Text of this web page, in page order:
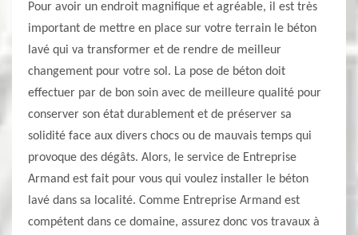
Pour avoir un endroit magnifique et agréable, il est très
important de mettre en place sur votre terrain le béton
lavé qui va transformer et de rendre de meilleur
changement pour votre sol. La pose de béton doit
effectuer par de bon soin avec de meilleure qualité pour
conserver son état durablement et de préserver sa
solidité face aux divers chocs ou de mauvais temps qui
provoque des dégâts. Alors, le service de Entreprise
Armand est fait pour vous qui voulez installer le béton
lavé dans sa localité. Comme Entreprise Armand est
compétent dans ce domaine, assurez donc vos travaux à